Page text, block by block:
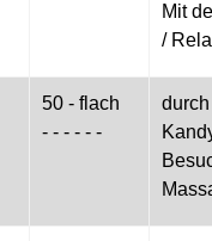
Mit
/
50 - flach
- - - - - -